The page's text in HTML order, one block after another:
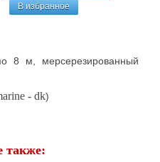
В избранное
8 м, мерсерезированный
- dk)
также: